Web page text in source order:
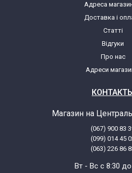
Samsung AGE614ST
Samsung AGE614ST/SAM
Samsung AGE614W/SAM
Адреса
Доставка і
Статті
Відгуки
Про нас
Адреси
Магазин на
(067) 900 83
(099) 014 45
(063) 226 86
Вт - Вс с 8:30